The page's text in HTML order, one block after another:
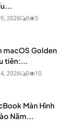
2026 0 5
macOS Golden
tiên:...
2026 0 10
Màn Hình
Năm...